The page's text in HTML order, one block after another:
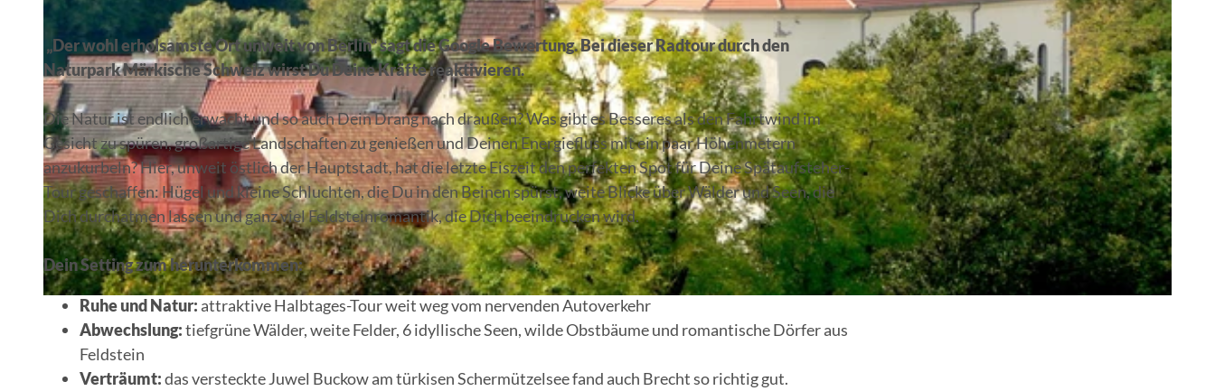
© Wolfram Neufeldt, Lizenz: Seenland Oder-Spree
„Der wohl erholsamste Ort unweit von Berlin“ sagt die Google Bewertung. Bei dieserRadtour durch den
Naturpark Märkische Schweizwirst Du Deine Kräfte reaktivieren.
Die Natur ist endlich erwacht und so auch Dein Drang nach draußen? Was gibt es Besseres als den Fahrtwind im
Gesicht zu spüren, großartige Landschaften zu genießen und Deinen Energiefluss mit ein paar Höhenmetern
anzukurbeln? Hier, unweit östlich der Hauptstadt, hat die letzte Eiszeit den perfekten Spot für Deine Spätaufsteher-
Tour geschaffen: Hügel und kleine Schluchten, die Du in den Beinen spürst, weite Blicke über Wälder und Seen, die
Dich durchatmen lassen und ganz viel Feldsteinromantik, die Dich beeindrucken wird.
Dein Setting zum herunterkommen:
Ruhe und Natur: attraktive Halbtages-Tour weit weg vom nervenden Autoverkehr
Abwechslung:tiefgrüne Wälder, weite Felder, 6 idyllische Seen, wilde Obstbäume und romantische Dörfer aus
Feldstein
Verträumt:das versteckte Juwel Buckow am türkisen Schermützelsee fand auch Brecht so richtig gut.